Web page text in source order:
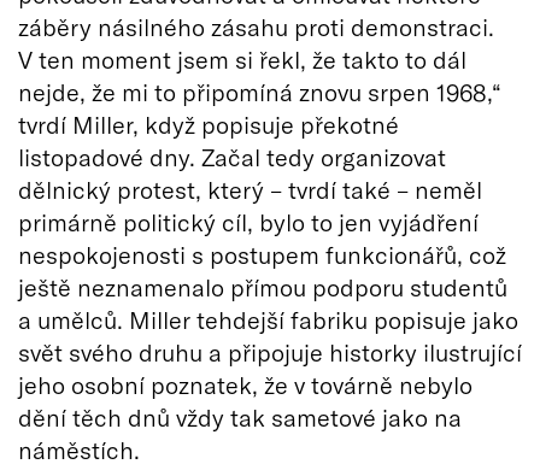
záběry násilného zásahu proti demonstraci.
V ten moment jsem si řekl, že takto to dál
nejde, že mi to připomíná znovu srpen 1968,“
tvrdí Miller, když popisuje překotné
listopadové dny. Začal tedy organizovat
dělnický protest, který – tvrdí také – neměl
primárně politický cíl, bylo to jen vyjádření
nespokojenosti s postupem funkcionářů, což
ještě neznamenalo přímou podporu studentů
a umělců. Miller tehdejší fabriku popisuje jako
svět svého druhu a připojuje historky ilustrující
jeho osobní poznatek, že v továrně nebylo
dění těch dnů vždy tak sametové jako na
náměstích.